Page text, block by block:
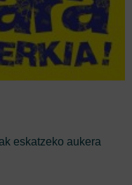
eskatzeko aukera